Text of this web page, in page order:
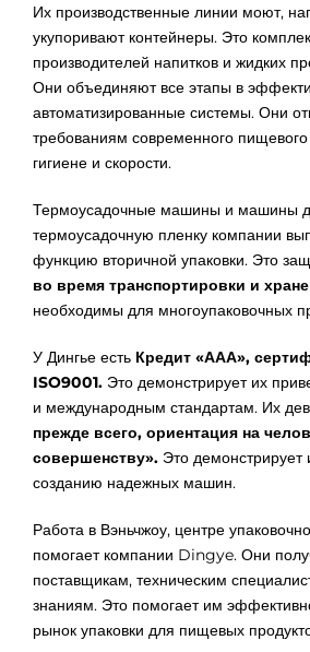
Их производственные линии моют,
укупоривают контейнеры. Это
производителей напитков и жидких
Они объединяют все этапы в
автоматизированные системы. Они
требованиям современного пищевого
гигиене и скорости.
Термоусадочные машины и машины
термоусадочную пленку компании
функцию вторичной упаковки. Это
во время транспортировки и
необходимы для многоупаковочных
У Дингье есть Кредит «ААА»,
ISO9001. Это демонстрирует их
и международным стандартам. Их
прежде всего, ориентация на
совершенству». Это демонстрирует
созданию надежных машин.
Работа в Вэньчжоу, центре
помогает компании Dingye. Они
поставщикам, техническим
знаниям. Это помогает им
рынок упаковки для пищевых